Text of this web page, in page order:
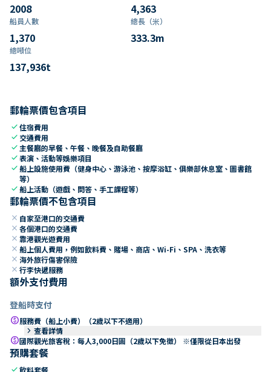
2008 4,363
船員人數
1,370
總長（米）
333.3m
總噸位
137,936t
郵輪票價包含項目
check住宿費用
check 交通費用
check 主餐廳的早餐、午餐、晚餐及自助餐廳
check表演、活動等娛樂項目
check船上設施使用費（健身中心、游泳池、按摩浴缸、俱樂部休息室、圖書館
等）
check船上活動（遊戲、問答、手工課程等）
郵輪票價不包含項目
close 自家至港口的交通費
close 各個港口的交通費
close 靠港觀光遊費用
close 船上個人費用，例如飲料費、賭場、商店、Wi-Fi、SPA、洗衣等
close 海外旅行傷害保險
close 行李快遞服務
額外支付費用
登船時支付
paid服務費（船上小費）（2歲以下不適用）
keyboard_arrow_right 查看詳情
paid國際觀光旅客稅：每人3,000日圓（2歲以下免徵） ※僅限從日本出發
預購套餐
check飲料套餐